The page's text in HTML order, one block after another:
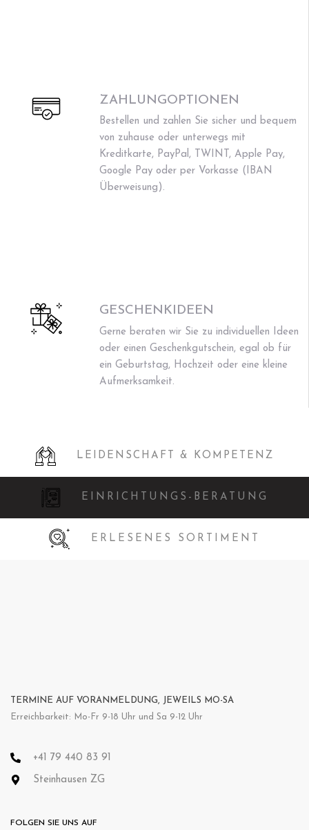
ZAHLUNGOPTIONEN
Bestellen und zahlen Sie sicher und bequem
von zuhause oder unterwegs mit
Kreditkarte, PayPal, TWINT, Apple Pay,
Google Pay oder per Vorkasse (IBAN
Überweisung).
GESCHENKIDEEN
Gerne beraten wir Sie zu individuellen Ideen
oder einen Geschenkgutschein, egal ob für
ein Geburtstag, Hochzeit oder eine kleine
Aufmerksamkeit.
LEIDENSCHAFT & KOMPETENZ
EINRICHTUNGS-BERATUNG
ERLESENES SORTIMENT
TERMINE AUF VORANMELDUNG, JEWEILS MO-SA
Erreichbarkeit: Mo-Fr 9-18 Uhr und Sa 9-12 Uhr
+41 79 440 83 91
Steinhausen ZG
FOLGEN SIE UNS AUF